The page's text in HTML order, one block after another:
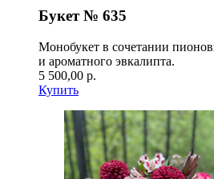
Букет № 635
Монобукет в сочетании
и ароматного эвкалипта.
5 500,00 р.
Купить